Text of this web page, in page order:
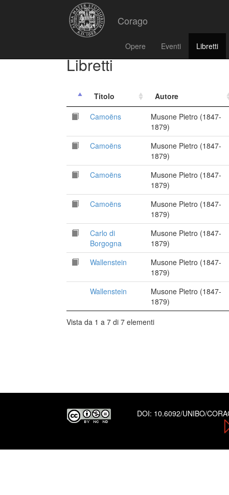
Corago
Opere Eventi Libretti
Libretti
Titolo
Autore
Camoëns
Musone Pietro (1847-
1879)
Camoëns
Musone Pietro (1847-
1879)
Camoëns
Musone Pietro (1847-
1879)
Camoëns
Musone Pietro (1847-
1879)
Carlo di
Borgogna
Musone Pietro (1847-
1879)
Wallenstein
Musone Pietro (1847-
1879)
Wallenstein
Musone Pietro (1847-
1879)
Vista da 1 a 7 di 7 elementi
DOI: 10.6092/UNIBO/